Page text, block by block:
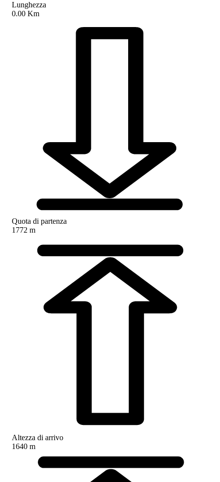
Lunghezza
0.00 Km
Quota di partenza
1772 m
Altezza di arrivo
1640 m